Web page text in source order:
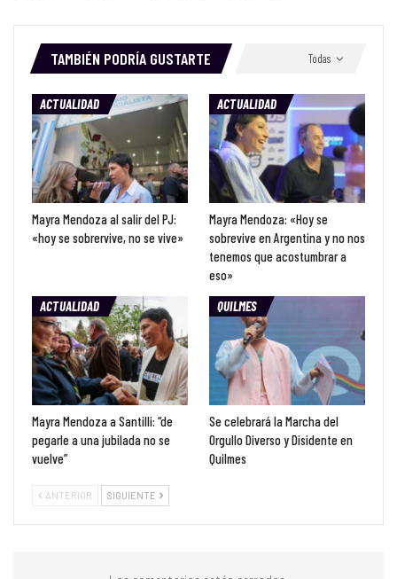
Todas
TAMBIÉN PODRÍA GUSTARTE
ACTUALIDAD
Mayra Mendoza al salir del PJ:
«hoy se sobrervive, no se vive»
ACTUALIDAD
Mayra Mendoza: «Hoy se
sobrevive en Argentina y no nos
tenemos que acostumbrar a
eso»
ACTUALIDAD
Mayra Mendoza a Santilli: “de
pegarle a una jubilada no se
vuelve”
QUILMES
Se celebrará la Marcha del
Orgullo Diverso y Disidente en
Quilmes
ANTERIOR SIGUIENTE